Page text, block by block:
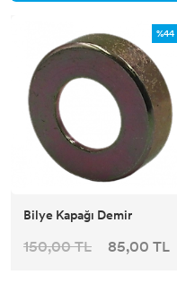
%44
Bilye Kapağı Demir
150,00 TL 85,00 TL